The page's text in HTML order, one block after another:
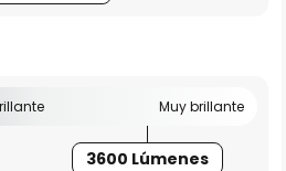
Muy brillante
3600 Lúmenes